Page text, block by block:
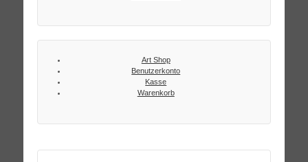
Art Shop
Benutzerkonto
Kasse
Warenkorb